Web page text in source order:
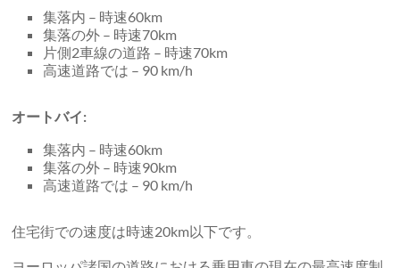
集落内 – 時速60km
集落の外 – 時速70km
片側2車線の道路 – 時速70km
高速道路では – 90 km/h
オートバイ:
集落内 – 時速60km
集落の外 – 時速90km
高速道路では – 90 km/h
住宅街での速度は時速20km以下です。